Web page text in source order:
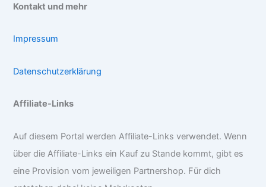
Kontakt und mehr
Impressum
Datenschutzerklärung
Affiliate-Links
Auf diesem Portal werden Affiliate-Links verwendet. Wenn
über die Affiliate-Links ein Kauf zu Stande kommt, gibt es
eine Provision vom jeweiligen Partnershop. Für dich